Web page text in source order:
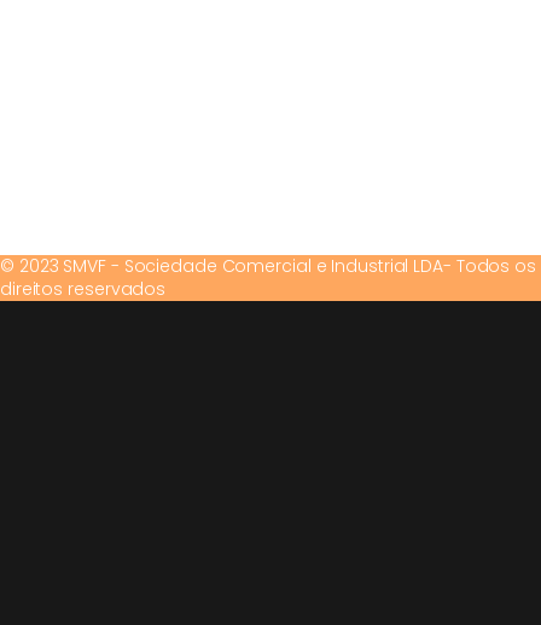
© 2023 SMVF - Sociedade Comercial e Industrial LDA- Todos os
direitos reservados